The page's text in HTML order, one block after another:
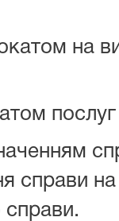
на
послуг
справи
справи.